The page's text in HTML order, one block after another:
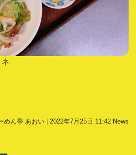
めん亭 あおい | 2022年7月25日 11:42 News